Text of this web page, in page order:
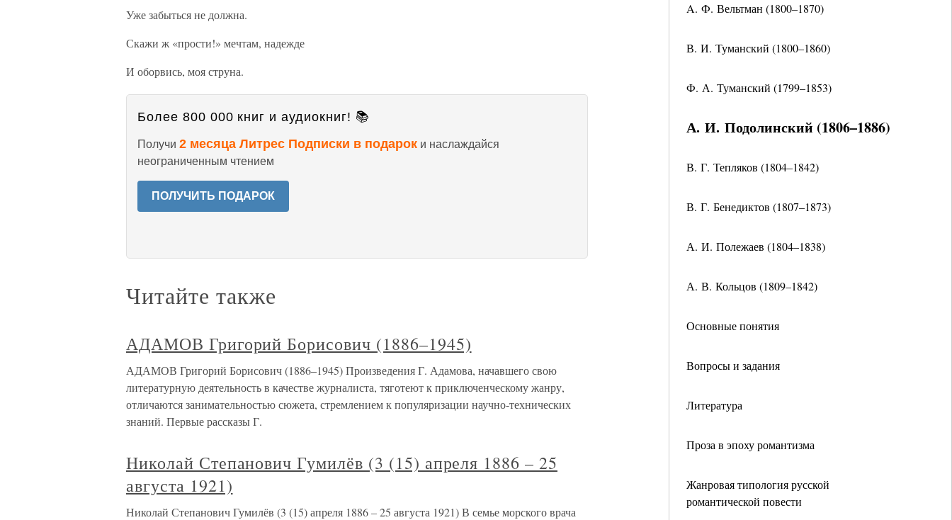
A. Ф. Вельтман (1800–1870)
В. И. Туманский (1800–1860)
Ф. А. Туманский (1799–1853)
А. И. Подолинский (1806–1886)
В. Г. Тепляков (1804–1842)
В. Г. Бенедиктов (1807–1873)
А. И. Полежаев (1804–1838)
А. В. Кольцов (1809–1842)
Основные понятия
Вопросы и задания
Литература
Проза в эпоху романтизма
Жанровая типология русской
романтической повести
Уже забыться не должна.
Скажи ж «прости!» мечтам, надежде
И оборвись, моя струна.
Более 800 000 книг и аудиокниг! 📚
Получи 2 месяца Литрес Подписки в подарок и наслаждайся
неограниченным чтением
ПОЛУЧИТЬ ПОДАРОК
Читайте также
АДАМОВ Григорий Борисович (1886–1945)
АДАМОВ Григорий Борисович (1886–1945) Произведения Г. Адамова, начавшего свою
литературную деятельность в качестве журналиста, тяготеют к приключенческому жанру,
отличаются занимательностью сюжета, стремлением к популяризации научно-технических
знаний. Первые рассказы Г.
Николай Степанович Гумилёв (3 (15) апреля 1886 – 25
августа 1921)
Николай Степанович Гумилёв (3 (15) апреля 1886 – 25 августа 1921) В семье морского врача